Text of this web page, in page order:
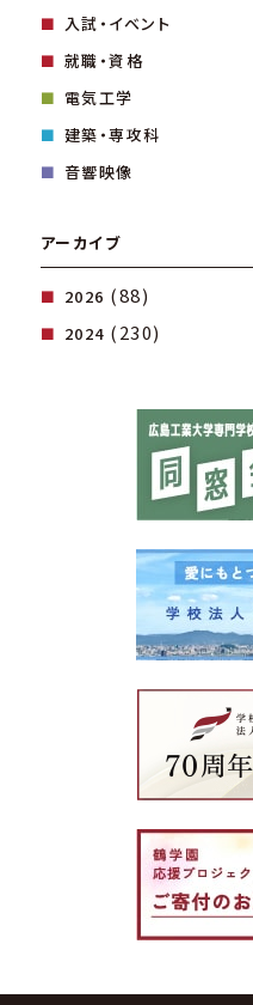
入試・イベント
就職・資格
電気工学
建築・専攻科
音響映像
アーカイブ
2026 (88)
2024 (230)